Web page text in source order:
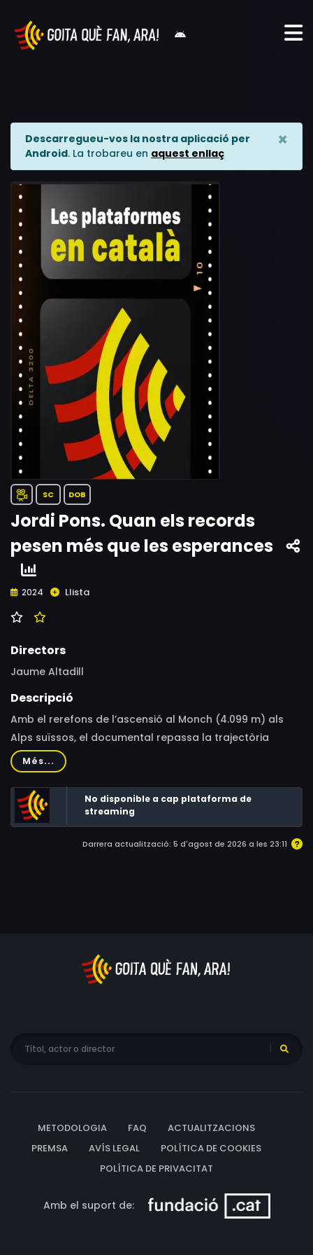
Descarregueu-vos la nostra aplicació per
Android. La trobareu en aquest enllaç
×
SC DOB
Jordi Pons. Quan els records
pesen més que les esperances
2024 Llista
Directors
Jaume Altadill
Descripció
Amb el rerefons de l’ascensió al Monch (4.099 m) als
Alps suïssos, el documental repassa la trajectòria
alpinística de Jordi Pons, un dels més destacats
muntanyencs del país, a més de cineasta i
conferenciant. De la mà del propi Jordi Pons ens
endinsarem en el coneixement de la seva vida i les
aventures viscudes a les grans serralades del planeta.
Més...
No disponible a cap plataforma de
streaming
Darrera actualització: 5 d'agost de 2026 a les 23:11
METODOLOGIA FAQ
ACTUALITZACIONS
PREMSA
AVÍS LEGAL
POLÍTICA DE COOKIES
POLÍTICA DE PRIVACITAT
Amb el suport de: